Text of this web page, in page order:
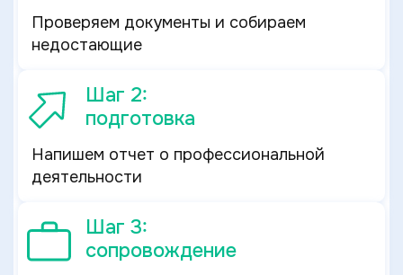
Проверяем документы и собираем
недостающие
Шаг 2:
подготовка
Напишем отчет о профессиональной
деятельности
Шаг 3:
сопровождение